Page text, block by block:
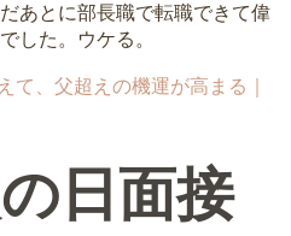
あとに部長職で転職できて偉
した。ウケる。
て、父超えの機運が高まる｜
日面接